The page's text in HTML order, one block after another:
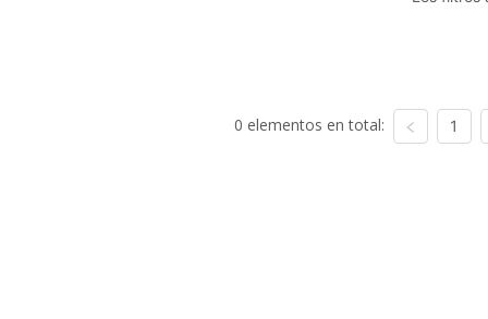
0 elementos en total: 1